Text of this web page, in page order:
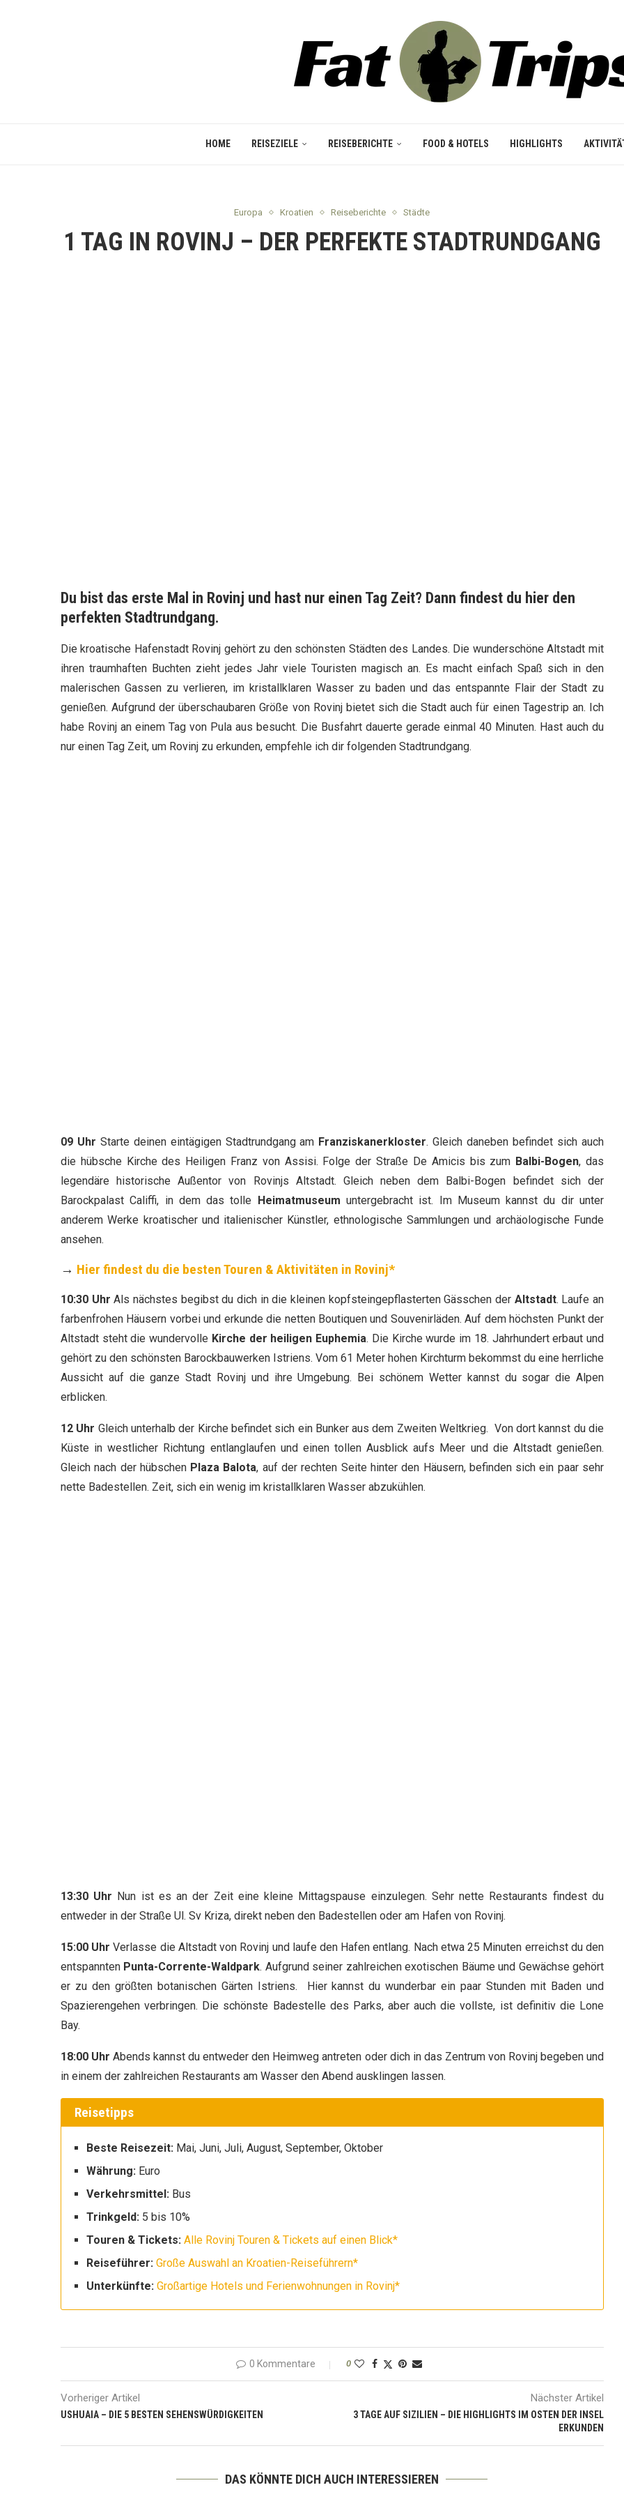
HOME REISEZIELE REISEBERICHTE FOOD & HOTELS HIGHLIGHTS
Europa Kroatien Reiseberichte Städte
1 TAG IN ROVINJ – DER PERFEKTE STADTRUNDGANG
Du bist das erste Mal in Rovinj und hast nur einen Tag Zeit? Dann findest du hier den
perfekten Stadtrundgang.
Die kroatische Hafenstadt Rovinj gehört zu den schönsten Städten des Landes. Die wunderschöne Altstadt mit
ihren traumhaften Buchten zieht jedes Jahr viele Touristen magisch an. Es macht einfach Spaß sich in den
malerischen Gassen zu verlieren, im kristallklaren Wasser zu baden und das entspannte Flair der Stadt zu
genießen. Aufgrund der überschaubaren Größe von Rovinj bietet sich die Stadt auch für einen Tagestrip an. Ich
habe Rovinj an einem Tag von Pula aus besucht. Die Busfahrt dauerte gerade einmal 40 Minuten. Hast auch du
nur einen Tag Zeit, um Rovinj zu erkunden, empfehle ich dir folgenden Stadtrundgang.
09 Uhr Starte deinen eintägigen Stadtrundgang am Franziskanerkloster. Gleich daneben befindet sich auch
die hübsche Kirche des Heiligen Franz von Assisi. Folge der Straße De Amicis bis zum Balbi-Bogen, das
legendäre historische Außentor von Rovinjs Altstadt. Gleich neben dem Balbi-Bogen befindet sich der
Barockpalast Califfi, in dem das tolle Heimatmuseum untergebracht ist. Im Museum kannst du dir unter
anderem Werke kroatischer und italienischer Künstler, ethnologische Sammlungen und archäologische Funde
ansehen.
→ Hier findest du die besten Touren & Aktivitäten in Rovinj*
10:30 Uhr Als nächstes begibst du dich in die kleinen kopfsteingepflasterten Gässchen der Altstadt. Laufe an
farbenfrohen Häusern vorbei und erkunde die netten Boutiquen und Souvenirläden. Auf dem höchsten Punkt der
Altstadt steht die wundervolle Kirche der heiligen Euphemia. Die Kirche wurde im 18. Jahrhundert erbaut und
gehört zu den schönsten Barockbauwerken Istriens. Vom 61 Meter hohen Kirchturm bekommst du eine herrliche
Aussicht auf die ganze Stadt Rovinj und ihre Umgebung. Bei schönem Wetter kannst du sogar die Alpen
erblicken.
12 Uhr Gleich unterhalb der Kirche befindet sich ein Bunker aus dem Zweiten Weltkrieg. Von dort kannst du die
Küste in westlicher Richtung entlanglaufen und einen tollen Ausblick aufs Meer und die Altstadt genießen.
Gleich nach der hübschen Plaza Balota, auf der rechten Seite hinter den Häusern, befinden sich ein paar sehr
nette Badestellen. Zeit, sich ein wenig im kristallklaren Wasser abzukühlen.
13:30 Uhr Nun ist es an der Zeit eine kleine Mittagspause einzulegen. Sehr nette Restaurants findest du
entweder in der Straße Ul. Sv Kriza, direkt neben den Badestellen oder am Hafen von Rovinj.
15:00 Uhr Verlasse die Altstadt von Rovinj und laufe den Hafen entlang. Nach etwa 25 Minuten erreichst du den
entspannten Punta-Corrente-Waldpark. Aufgrund seiner zahlreichen exotischen Bäume und Gewächse gehört
er zu den größten botanischen Gärten Istriens. Hier kannst du wunderbar ein paar Stunden mit Baden und
Spazierengehen verbringen. Die schönste Badestelle des Parks, aber auch die vollste, ist definitiv die Lone
Bay.
18:00 Uhr Abends kannst du entweder den Heimweg antreten oder dich in das Zentrum von Rovinj begeben und
in einem der zahlreichen Restaurants am Wasser den Abend ausklingen lassen.
Reisetipps
Beste Reisezeit: Mai, Juni, Juli, August, September, Oktober
Währung: Euro
Verkehrsmittel: Bus
Trinkgeld: 5 bis 10%
Touren & Tickets: Alle Rovinj Touren & Tickets auf einen Blick*
Reiseführer: Große Auswahl an Kroatien-Reiseführern*
Unterkünfte: Großartige Hotels und Ferienwohnungen in Rovinj*
0 Kommentare 0
Vorheriger Artikel
USHUAIA – DIE 5 BESTEN SEHENSWÜRDIGKEITEN
Nächster Artikel
3 TAGE AUF SIZILIEN – DIE HIGHLIGHTS IM OSTEN DER INSEL
ERKUNDEN
DAS KÖNNTE DICH AUCH INTERESSIEREN